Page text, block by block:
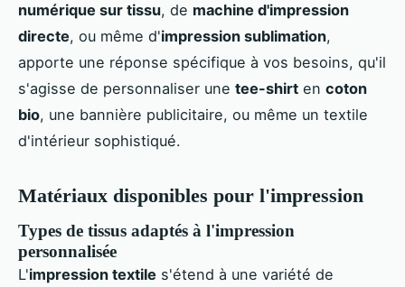
numérique sur tissu, de machine d'impression
directe, ou même d'impression sublimation,
apporte une réponse spécifique à vos besoins, qu'il
s'agisse de personnaliser une tee-shirt en coton
bio, une bannière publicitaire, ou même un textile
d'intérieur sophistiqué.
Matériaux disponibles pour l'impression
Types de tissus adaptés à l'impression
personnalisée
L'impression textile s'étend à une variété de